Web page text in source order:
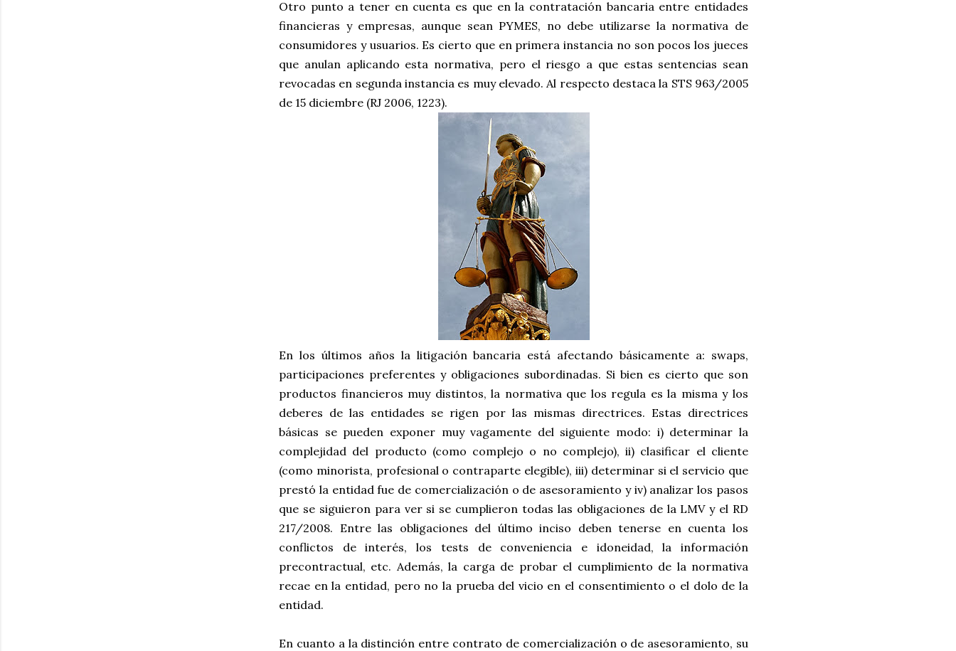
Otro punto a tener en cuenta es que en la contratación bancaria entre entidades
financieras y empresas, aunque sean PYMES, no debe utilizarse la normativa de
consumidores y usuarios. Es cierto que en primera instancia no son pocos los jueces
que anulan aplicando esta normativa, pero el riesgo a que estas sentencias sean
revocadas en segunda instancia es muy elevado. Al respecto destaca la STS 963/2005
de 15 diciembre (RJ 2006, 1223).
En los últimos años la litigación bancaria está afectando básicamente a: swaps,
participaciones preferentes y obligaciones subordinadas. Si bien es cierto que son
productos financieros muy distintos, la normativa que los regula es la misma y los
deberes de las entidades se rigen por las mismas directrices. Estas directrices
básicas se pueden exponer muy vagamente del siguiente modo: i) determinar la
complejidad del producto (como complejo o no complejo), ii) clasificar el cliente
(como minorista, profesional o contraparte elegible), iii) determinar si el servicio que
prestó la entidad fue de comercialización o de asesoramiento y iv) analizar los pasos
que se siguieron para ver si se cumplieron todas las obligaciones de la LMV y el RD
217/2008. Entre las obligaciones del último inciso deben tenerse en cuenta los
conflictos de interés, los tests de conveniencia e idoneidad, la información
precontractual, etc. Además, la carga de probar el cumplimiento de la normativa
recae en la entidad, pero no la prueba del vicio en el consentimiento o el dolo de la
entidad.
En cuanto a la distinción entre contrato de comercialización o de asesoramiento, su